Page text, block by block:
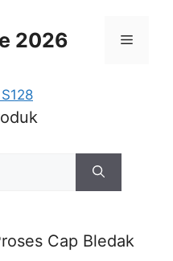
2026 Menu
Cap Bledak